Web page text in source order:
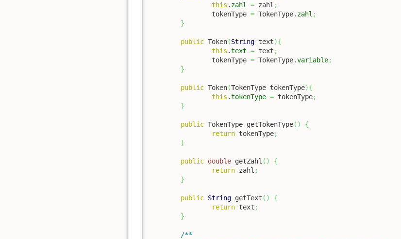
this . zahl = zahl ;
		tokenType
= TokenType. zahl ;
}
public Token(String text){
this .text = text ;
		tokenType
= TokenType.variable;
}
public Token(TokenType tokenType){
this .tokenType = tokenType;
}
public TokenType getTokenType( )
{
return tokenType;
}
public double getZahl ( )
{
return zahl ;
}
public String getText ( )
{
return text ;
}
/**